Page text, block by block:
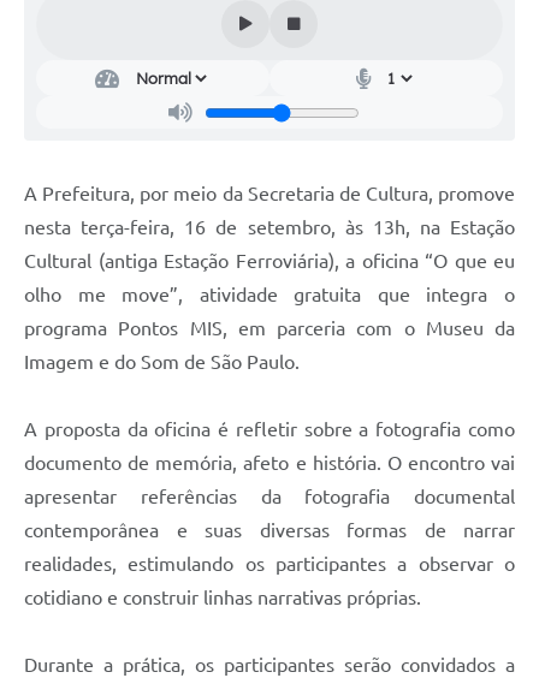
Cemitérios
Projetos
Contas Públicas
Jornal
Diário Oficial
A Prefeitura, por meio da Secretaria de Cultura, promove
nesta terça-feira, 16 de setembro, às 13h, na Estação
Cultural (antiga Estação Ferroviária), a oficina “O que eu
olho me move”, atividade gratuita que integra o
programa Pontos MIS, em parceria com o Museu da
Imagem e do Som de São Paulo.
A proposta da oficina é refletir sobre a fotografia como
documento de memória, afeto e história. O encontro vai
apresentar referências da fotografia documental
contemporânea e suas diversas formas de narrar
realidades, estimulando os participantes a observar o
cotidiano e construir linhas narrativas próprias.
Durante a prática, os participantes serão convidados a